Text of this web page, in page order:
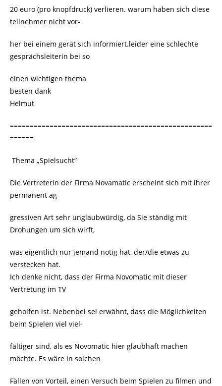
20 euro (pro knopfdruck) verlieren. warum haben sich diese
teilnehmer nicht vor-
her bei einem gerät sich informiert.leider eine schlechte
gesprächsleiterin bei so
einen wichtigen thema
besten dank
Helmut
===================================================
======
Thema „Spielsucht“
Die Vertreterin der Firma Novamatic erscheint sich mit ihrer
permanent ag-
gressiven Art sehr unglaubwürdig, da Sie ständig mit
Drohungen um sich wirft,
was eigentlich nur jemand nötig hat, der/die etwas zu
verstecken hat.
Ich denke nicht, dass der Firma Novomatic mit dieser
Vertretung im TV
geholfen ist. Nebenbei sei erwähnt, dass die Möglichkeiten
beim Spielen viel viel-
fältiger sind, als es Novomatic hier glaubhaft machen
möchte. Es wäre in solchen
Fällen von Vorteil, einen Versuch beim Spielen zu filmen und